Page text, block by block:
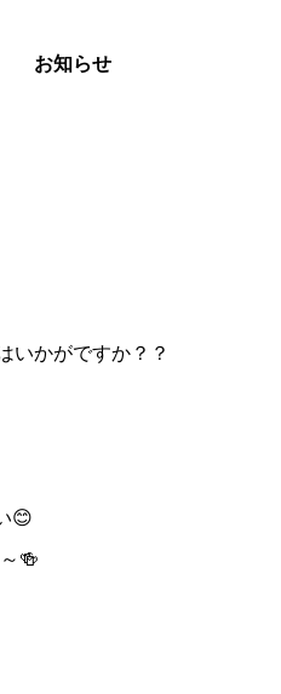
お知らせ
いかがですか？？
😊
🍻